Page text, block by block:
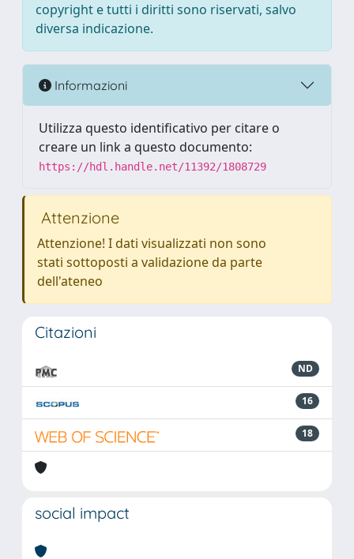
copyright e tutti i diritti sono riservati, salvo
diversa indicazione.
Informazioni
Utilizza questo identificativo per citare o
creare un link a questo documento:
https://hdl.handle.net/11392/1808729
Attenzione
Attenzione! I dati visualizzati non sono
stati sottoposti a validazione da parte
dell'ateneo
Citazioni
ND
16
18
social impact